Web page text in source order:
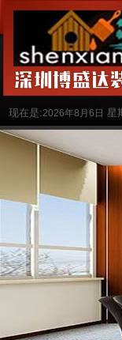
现在是:2026年8月6日 星